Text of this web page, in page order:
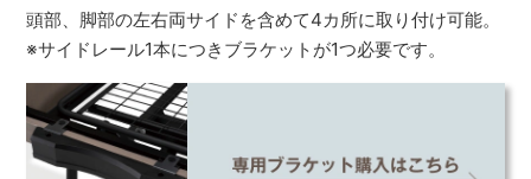
頭部、脚部の左右両サイドを含めて4カ所に取り付け可能。
※サイドレール1本につきブラケットが1つ必要です。